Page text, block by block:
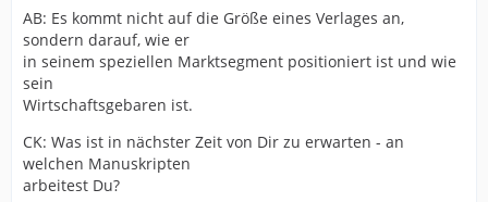
AB: Es kommt nicht auf die Größe eines Verlages an,
sondern darauf, wie er
in seinem speziellen Marktsegment positioniert ist und wie
sein
Wirtschaftsgebaren ist.
CK: Was ist in nächster Zeit von Dir zu erwarten - an
welchen Manuskripten
arbeitest Du?